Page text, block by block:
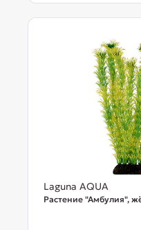
Laguna AQUA
Растение "Амбулия",